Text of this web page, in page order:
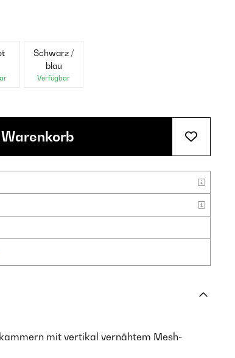
Schwarz /
blau
Verfügbar
mit vertikal vernähtem Mesh-